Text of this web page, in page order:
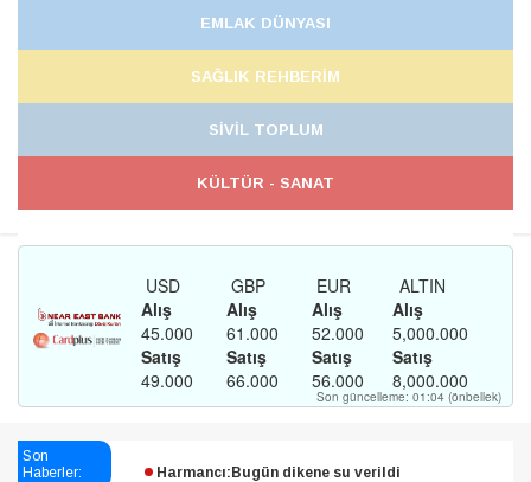
EMLAK DÜNYASI
SAĞLIK REHBERİM
SİVİL TOPLUM
KÜLTÜR - SANAT
Son
Haberler:
Esendağlı:Adıyaman’daki süreç sona erdi, hukuk
Harmancı:Bugün dikene su verildi